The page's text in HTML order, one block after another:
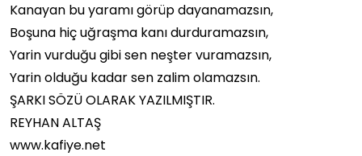
Kanayan bu yaramı görüp dayanamazsın,
Boşuna hiç uğraşma kanı durduramazsın,
Yarin vurduğu gibi sen neşter vuramazsın,
Yarin olduğu kadar sen zalim olamazsın.
ŞARKI SÖZÜ OLARAK YAZILMIŞTIR.
REYHAN ALTAŞ
www.kafiye.net